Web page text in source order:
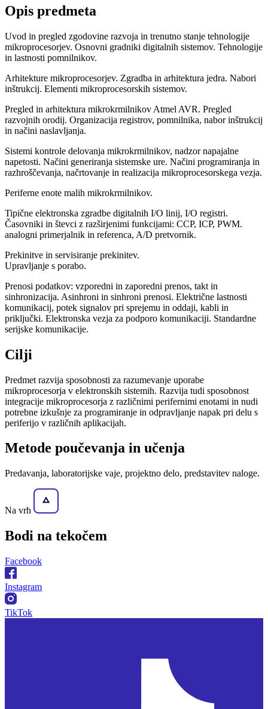
Opis predmeta
Uvod in pregled zgodovine razvoja in trenutno stanje tehnologije
mikroprocesorjev. Osnovni gradniki digitalnih sistemov. Tehnologije
in lastnosti pomnilnikov.
Arhitekture mikroprocesorjev. Zgradba in arhitektura jedra. Nabori
inštrukcij. Elementi mikroprocesorskih sistemov.
Pregled in arhitektura mikrokrmilnikov Atmel AVR. Pregled
razvojnih orodij. Organizacija registrov, pomnilnika, nabor inštrukcij
in načini naslavljanja.
Sistemi kontrole delovanja mikrokrmilnikov, nadzor napajalne
napetosti. Načini generiranja sistemske ure. Načini programiranja in
razhroščevanja, načrtovanje in realizacija mikroprocesorskega vezja.
Periferne enote malih mikrokrmilnikov.
Tipične elektronska zgradbe digitalnih I/O linij, I/O registri.
Časovniki in števci z razširjenimi funkcijami: CCP, ICP, PWM.
analogni primerjalnik in referenca, A/D pretvornik.
Prekinitve in servisiranje prekinitev.
Upravljanje s porabo.
Prenosi podatkov: vzporedni in zaporedni prenos, takt in
sinhronizacija. Asinhroni in sinhroni prenosi. Električne lastnosti
komunikacij, potek signalov pri sprejemu in oddaji, kabli in
priključki. Elektronska vezja za podporo komunikaciji. Standardne
serijske komunikacije.
Cilji
Predmet razvija sposobnosti za razumevanje uporabe
mikroprocesorja v elektronskih sistemih. Razvija tudi sposobnost
integracije mikroprocesorja z različnimi perifernimi enotami in nudi
potrebne izkušnje za programiranje in odpravljanje napak pri delu s
periferijo v različnih aplikacijah.
Metode poučevanja in učenja
Predavanja, laboratorijske vaje, projektno delo, predstavitev naloge.
Na vrh
Bodi na tekočem
Facebook
Instagram
TikTok